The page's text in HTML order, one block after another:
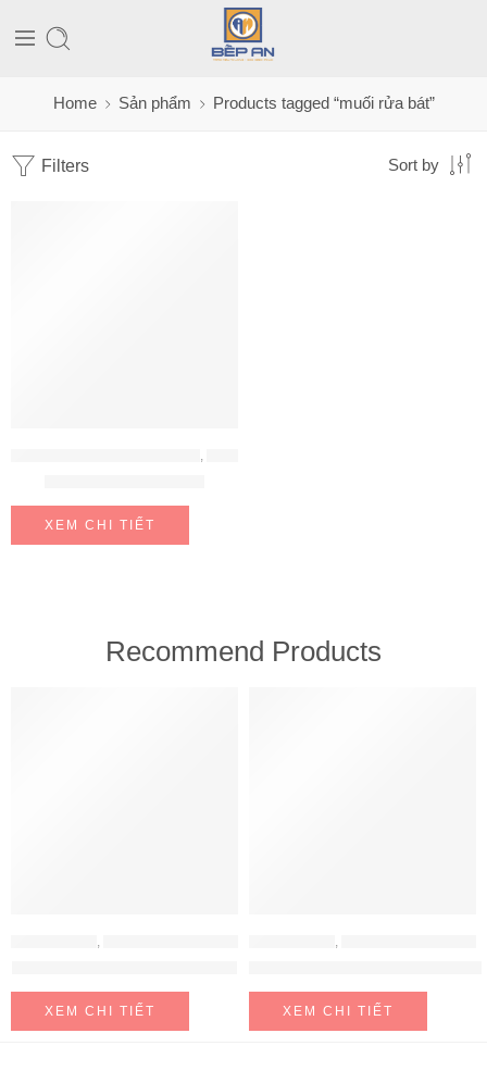
Home Sản phẩm Products tagged “muối rửa bát”
Filters Sort by
XEM CHI TIẾT
Recommend Products
XEM CHI TIẾT XEM CHI TIẾT